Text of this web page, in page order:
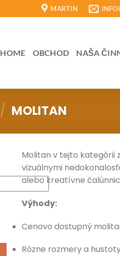
MARTIN
HOME OBCHOD NAŠA
/ MOLITAN
Molitan v tejto kategórii
vizuálnymi
alebo kreatívne
Výhody:
Cenovo dostupný
Rôzne rozmery a